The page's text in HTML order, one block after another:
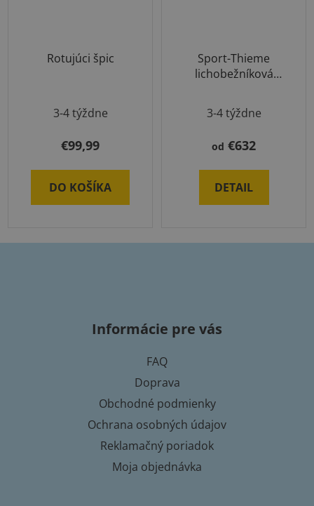
Rotujúci špic
3-4 týždne
€99,99
DO KOŠÍKA
Sport-Thieme
lichobežníková
3-4 týždne
od €632
DETAIL
Informácie pre vás
FAQ
Doprava
Obchodné podmienky
Ochrana osobných údajov
Reklamačný poriadok
Moja objednávka